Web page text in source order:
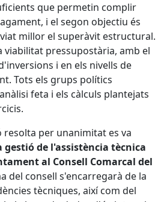
que permetin complir
i el segon objectiu és
millor el superàvit estructural.
viabilitat pressupostària, amb el
i en els nivells de
Tots els grups polítics
feta i els càlculs plantejats
resolta per unanimitat es va
gestió de l'assistència tècnica
al Consell Comarcal del
del consell s'encarregarà de la
tècniques, així com del